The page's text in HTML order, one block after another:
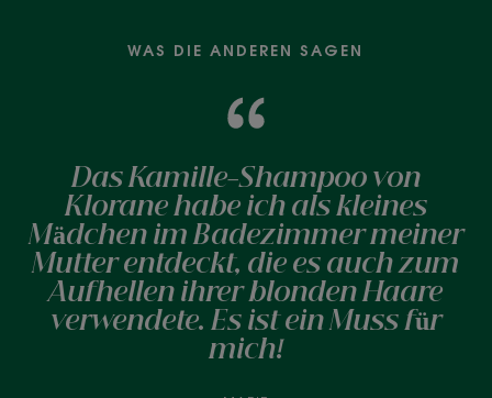
WAS DIE ANDEREN SAGEN
Das Kamille-Shampoo von
Klorane habe ich als kleines
Mädchen im Badezimmer meiner
Mutter entdeckt, die es auch zum
Aufhellen ihrer blonden Haare
verwendete. Es ist ein Muss für
mich!